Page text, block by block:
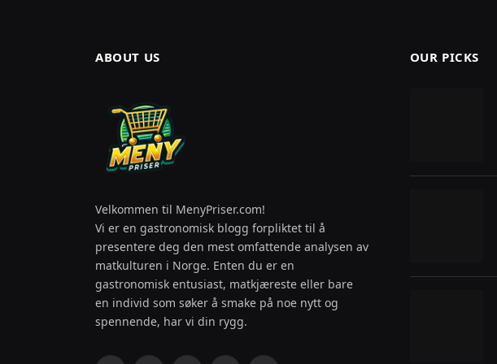
ABOUT US
Velkommen til MenyPriser.com!
Vi er en gastronomisk blogg forpliktet til å
presentere deg den mest omfattende analysen av
matkulturen i Norge. Enten du er en
gastronomisk entusiast, matkjæreste eller bare
en individ som søker å smake på noe nytt og
spennende, har vi din rygg.
OUR PICKS